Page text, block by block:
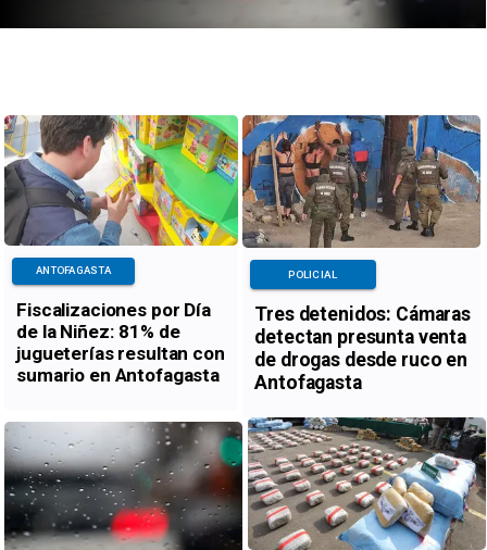
Fiscalizaciones por Día
de la Niñez: 81% de
jugueterías resultan con
sumario en Antofagasta
ANTOFAGASTA
Tres detenidos: Cámaras
detectan presunta venta
de drogas desde ruco en
Antofagasta
POLICIAL